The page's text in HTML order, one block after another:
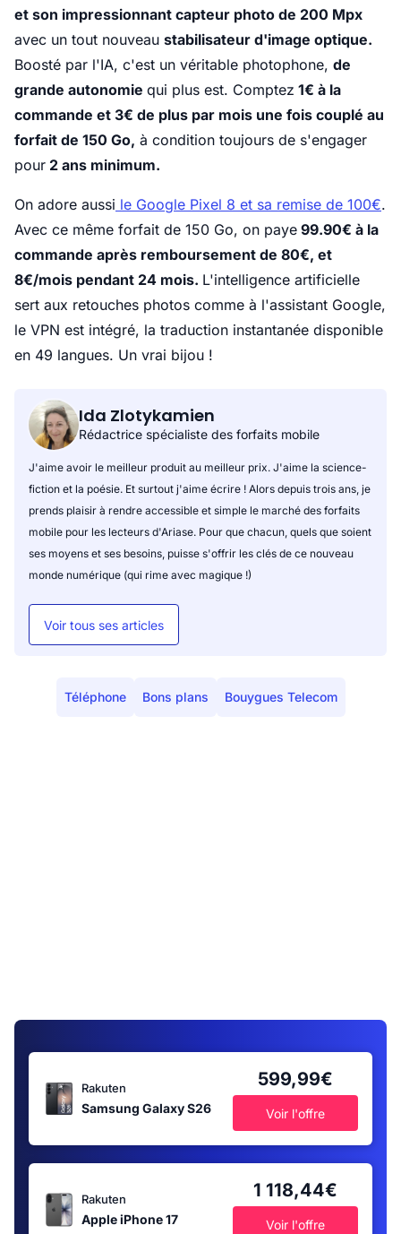
et son impressionnant capteur photo de 200 Mpx
avec un tout nouveau stabilisateur d'image optique.
Boosté par l'IA, c'est un véritable photophone, de
grande autonomie qui plus est. Comptez 1€ à la
commande et 3€ de plus par mois une fois couplé au
forfait de 150 Go, à condition toujours de s'engager
pour 2 ans minimum.
On adore aussi le Google Pixel 8 et sa remise de 100€.
Avec ce même forfait de 150 Go, on paye 99.90€ à la
commande après remboursement de 80€, et
8€/mois pendant 24 mois. L'intelligence artificielle
sert aux retouches photos comme à l'assistant Google,
le VPN est intégré, la traduction instantanée disponible
en 49 langues. Un vrai bijou !
Ida Zlotykamien
Rédactrice spécialiste des forfaits mobile
J'aime avoir le meilleur produit au meilleur prix. J'aime la science-
fiction et la poésie. Et surtout j'aime écrire ! Alors depuis trois ans, je
prends plaisir à rendre accessible et simple le marché des forfaits
mobile pour les lecteurs d'Ariase. Pour que chacun, quels que soient
ses moyens et ses besoins, puisse s'offrir les clés de ce nouveau
monde numérique (qui rime avec magique !)
Voir tous ses articles
Téléphone Bons plans Bouygues Telecom
Rakuten
Samsung Galaxy S26
599,99€
Voir l'offre
Rakuten
Apple iPhone 17
1 118,44€
Voir l'offre